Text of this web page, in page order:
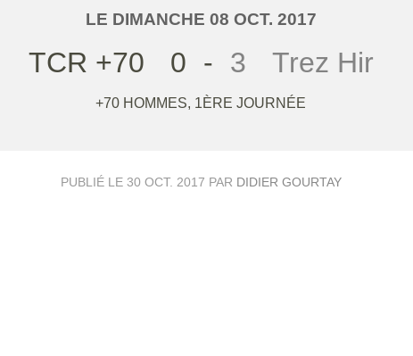
LE DIMANCHE 08 OCT. 2017
TCR +70 0 - 3 Trez Hir
+70 HOMMES, 1ÈRE JOURNÉE
PUBLIÉ LE 30 OCT. 2017 PAR DIDIER GOURTAY